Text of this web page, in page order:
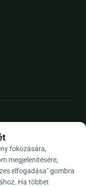
fokozására,
megjelenítésére,
elfogadása" gombra
Ha többet